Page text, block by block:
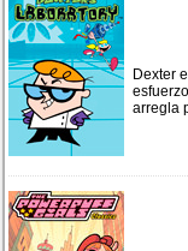
Dexter
arregla